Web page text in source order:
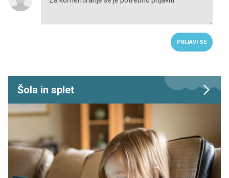
PRIJAVI SE
Šola in splet